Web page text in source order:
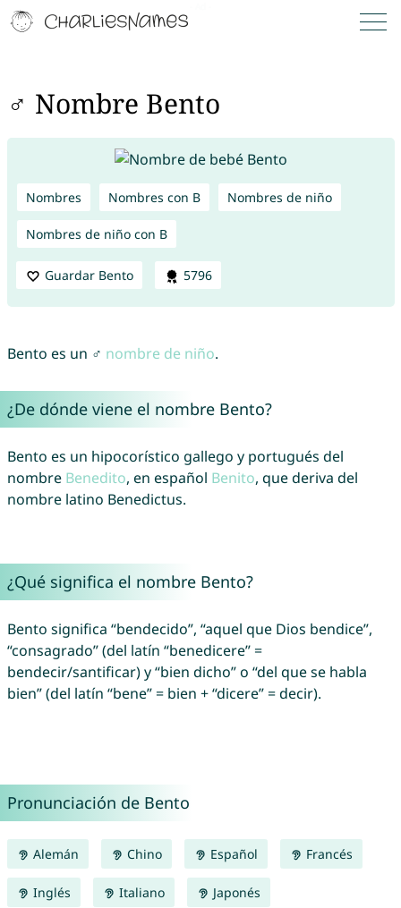
♂ Nombre Bento
Nombres Nombres con B Nombres de niño
Nombres de niño con B
Guardar Bento 5796
Bento es un ♂ nombre de niño.
¿De dónde viene el nombre Bento?
Bento es un hipocorístico gallego y portugués del
nombre Benedito, en español Benito, que deriva del
nombre latino Benedictus.
¿Qué significa el nombre Bento?
Bento significa “bendecido”, “aquel que Dios bendice”,
“consagrado” (del latín “benedicere” =
bendecir/santificar) y “bien dicho” o “del que se habla
bien” (del latín “bene” = bien + “dicere” = decir).
Pronunciación de Bento
Alemán Chino Español Francés
Inglés Italiano Japonés